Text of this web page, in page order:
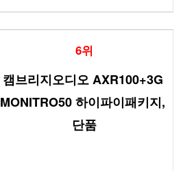
6위
캠브리지오디오 AXR100+3G
MONITRO50 하이파이패키지,
단품